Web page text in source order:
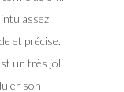
assez
et précise.
un très joli
son